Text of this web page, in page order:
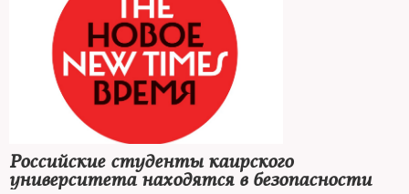
Российские студенты каирского
университета находятся в безопасности